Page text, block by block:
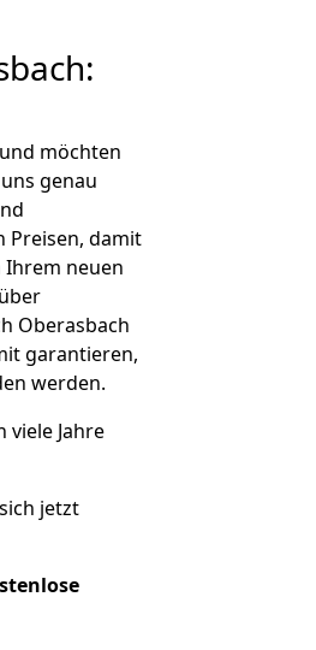
möchten
genau
Preisen, damit
Ihrem neuen
Oberasbach
garantieren,
werden.
Jahre
jetzt